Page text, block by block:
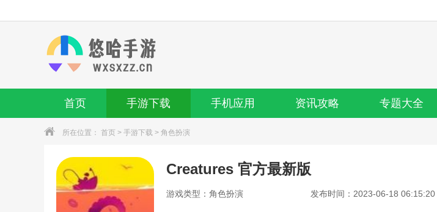
首页 手游下载 手机应用 资讯攻略 专题大全
所在位置： 首页 > 手游下载 > 角色扮演
Creatures 官方最新版
游戏类型：角色扮演 发布时间：2023-06-18 06:15:20